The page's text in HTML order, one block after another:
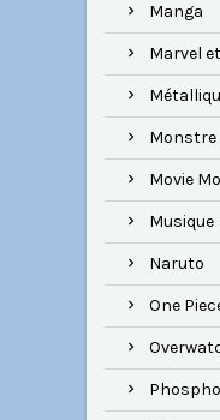
Manga
Marvel
Monstre
Movie
Musique
Naruto
One